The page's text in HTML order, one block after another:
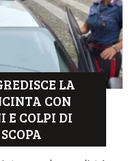
LA
CON
E COLPI DI